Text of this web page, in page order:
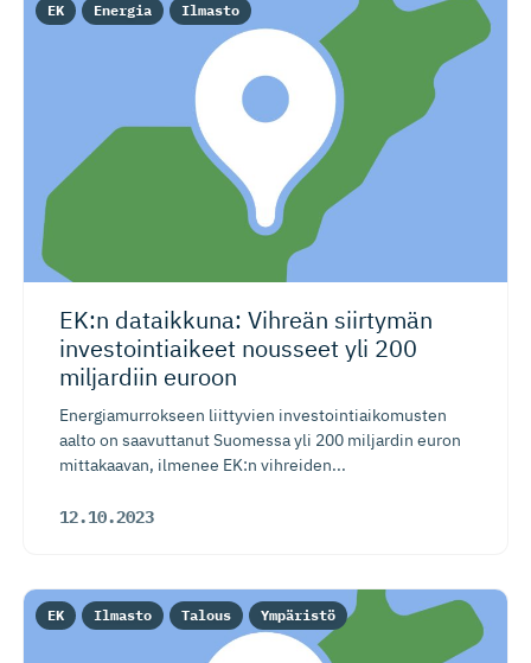
EK:n dataikkuna: Vihreän siirtymän
investoin­tiaikeet nousseet yli 200
miljardiin euroon
Energiamurrokseen liittyvien investointiaikomusten
aalto on saavuttanut Suomessa yli 200 miljardin euron
mittakaavan, ilmenee EK:n vihreiden...
12.10.2023
EK Energia Ilmasto
EK Ilmasto Talous Ympäristö